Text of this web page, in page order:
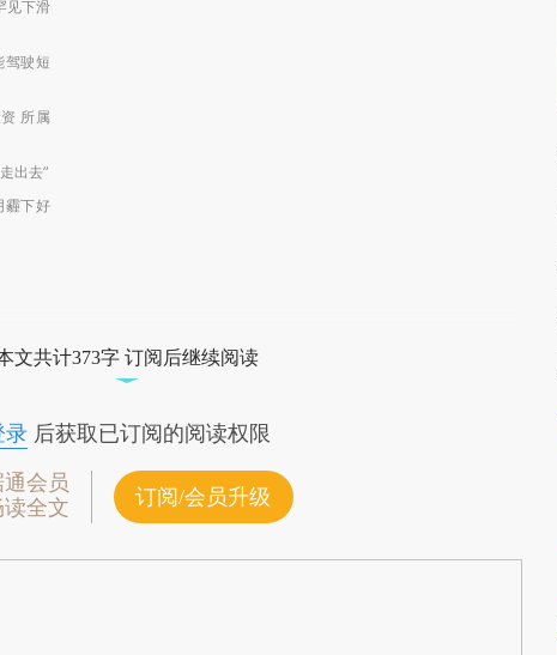
见下滑
驾驶短
所属
出去”
霾下好
文共计373字 订阅后继续阅读
录后获取已订阅的阅读权限
会员
全文
订阅/会员升级